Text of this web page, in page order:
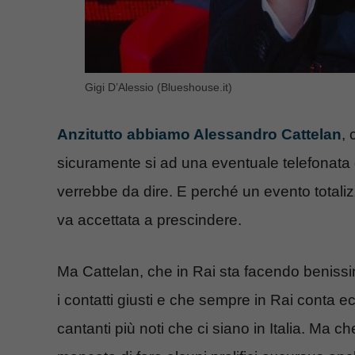
Gigi D’Alessio (Blueshouse.it)
Anzitutto abbiamo Alessandro Cattelan,
sicuramente si ad una eventuale
verrebbe da dire. E perché un evento
va accettata a prescindere.
Ma Cattelan, che in Rai sta facendo
i contatti giusti e che sempre in Rai conta
cantanti più noti che ci siano in Italia. Ma